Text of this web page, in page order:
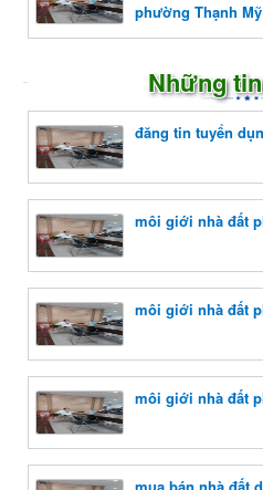
phường Thạnh
Những
đăng tin tuyển
môi giới nhà đất
môi giới nhà đất
môi giới nhà đất